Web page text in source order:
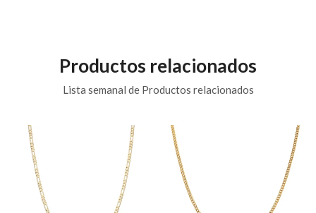
Productos relacionados
Lista semanal de Productos relacionados